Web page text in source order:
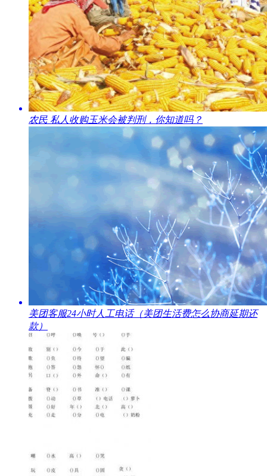
​农民 私人收购玉米会被判刑，你知道吗？
​美团客服24小时人工电话（美团生活费怎么协商延期还
款）